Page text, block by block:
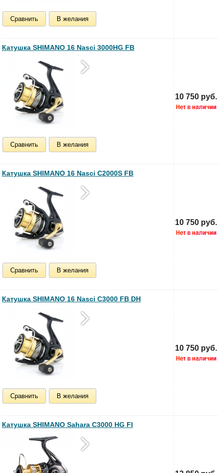
Сравнить В желания
Катушка SHIMANO 16 Nasci 3000HG FB
Сравнить В желания
10 750 руб.
Катушка SHIMANO 16 Nasci C2000S FB
Сравнить В желания
10 750 руб.
Катушка SHIMANO 16 Nasci C3000 FB DH
Сравнить В желания
10 750 руб.
Катушка SHIMANO Sahara C3000 HG FI